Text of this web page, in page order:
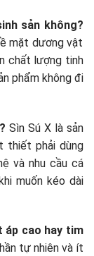
sản không?
mặt dương vật
chất lượng tinh
phẩm không đi
Sìn Sú X là sản
thiết phải dùng
và nhu cầu cá
muốn kéo dài
áp cao hay tim
tự nhiên và ít